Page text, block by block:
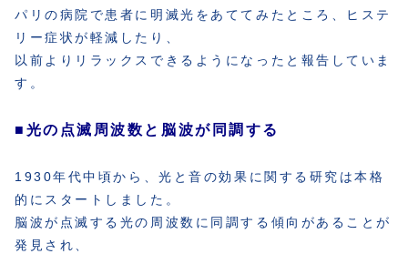
パリの病院で患者に明滅光をあててみたところ、ヒステ
リー症状が軽減したり、
以前よりリラックスできるようになったと報告していま
す。
■光の点滅周波数と脳波が同調する
1930年代中頃から、光と音の効果に関する研究は本格
的にスタートしました。
脳波が点滅する光の周波数に同調する傾向があることが
発見され、